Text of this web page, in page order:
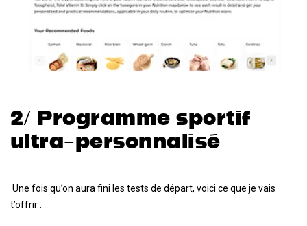
2/ Programme sportif
ultra-personnalisé
Une fois qu’on aura fini les tests de départ, voici ce que je vais
t’offrir :